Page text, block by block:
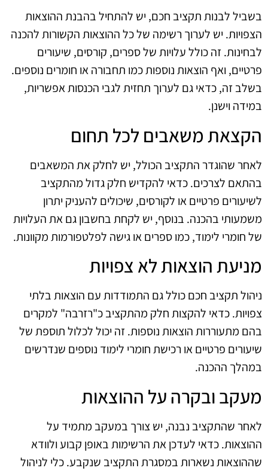
בשביל לבנות תקציב חכם, יש להתחיל בהבנת ההוצאות
הצפויות. יש לערוך רשימה של כל ההוצאות הקשורות להכנה
לבחינות. זה כולל עלויות של ספרים, קורסים, שיעורים
פרטיים, ואף הוצאות נוספות כמו תחבורה או חומרים נוספים.
בשלב זה, כדאי גם לערוך תחזית לגבי הכנסות אפשריות,
במידה וישנן.
הקצאת משאבים לכל תחום
לאחר שהוגדר התקציב הכולל, יש לחלק את המשאבים
בהתאם לצרכים. כדאי להקדיש חלק גדול מהתקציב
לשיעורים פרטיים או לקורסים, שיכולים להעניק יתרון
משמעותי בהכנה. בנוסף, יש לקחת בחשבון גם את העלויות
של חומרי לימוד, כמו ספרים או גישה לפלטפורמות מקוונות.
מניעת הוצאות לא צפויות
ניהול תקציב חכם כולל גם התמודדות עם הוצאות בלתי
צפויות. כדאי להקצות חלק מהתקציב כ"רזרבה" למקרים
בהם מתעוררות הוצאות נוספות. זה יכול לכלול תוספת של
שיעורים פרטיים או רכישת חומרי לימוד נוספים שנדרשים
במהלך ההכנה.
מעקב ובקרה על ההוצאות
לאחר שהתקציב נבנה, יש צורך במעקב מתמיד על
ההוצאות. כדאי לעדכן את הרשימות באופן קבוע ולוודא
שההוצאות נשארות במסגרת התקציב שנקבע. כלי לניהול